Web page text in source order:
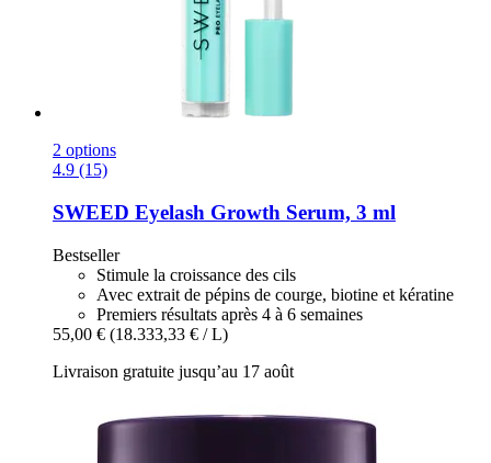
2 options
4.9 (15)
SWEED Eyelash Growth Serum, 3 ml
Bestseller
Stimule la croissance des cils
Avec extrait de pépins de courge, biotine et kératine
Premiers résultats après 4 à 6 semaines
55,00 € (18.333,33 € / L)
Livraison gratuite jusqu’au 17 août